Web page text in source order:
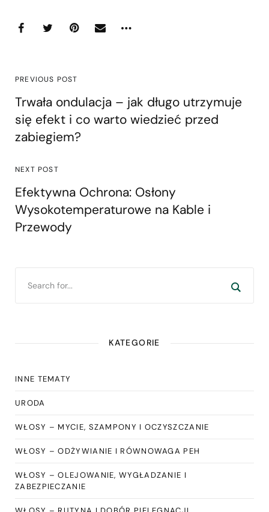
PREVIOUS POST
Trwała ondulacja – jak długo utrzymuje
się efekt i co warto wiedzieć przed
zabiegiem?
NEXT POST
Efektywna Ochrona: Osłony
Wysokotemperaturowe na Kable i
Przewody
KATEGORIE
INNE TEMATY
URODA
WŁOSY – MYCIE, SZAMPONY I OCZYSZCZANIE
WŁOSY – ODŻYWIANIE I RÓWNOWAGA PEH
WŁOSY – OLEJOWANIE, WYGŁADZANIE I
ZABEZPIECZANIE